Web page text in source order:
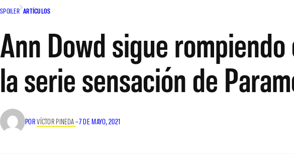
SPOILER ARTÍCULOS
Ann Dowd sigue
la serie sensación de
PORVÍCTOR PINEDA–7 DE MAYO, 2021